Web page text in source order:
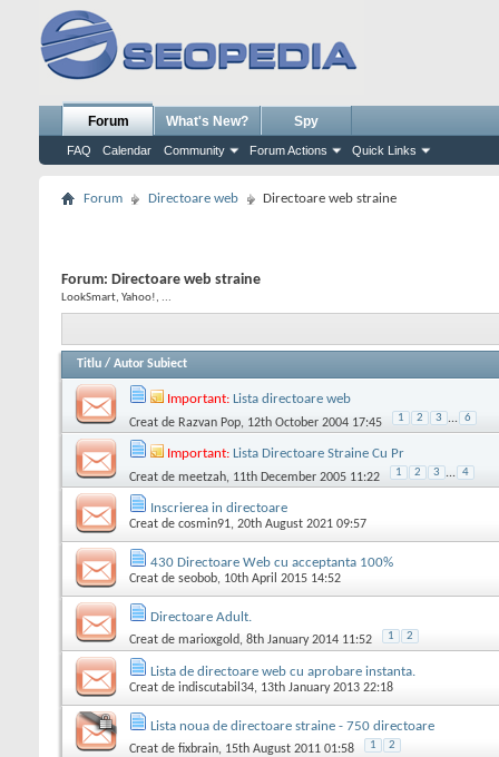
Forum
FAQ Calendar Community Forum Actions Quick Links
What's New? Spy
Forum Directoare web Directoare web straine
Forum: Directoare web straine
LookSmart, Yahoo!, ...
Titlu / Autor Subiect
Important: Lista directoare web
Creat de Razvan Pop, 12th October 2004 17:45 1 2 3 ... 6
Important: Lista Directoare Straine Cu Pr
Creat de meetzah, 11th December 2005 11:22 1 2 3 ... 4
Inscrierea in directoare
Creat de cosmin91, 20th August 2021 09:57
430 Directoare Web cu acceptanta 100%
Creat de seobob, 10th April 2015 14:52
Directoare Adult.
Creat de marioxgold, 8th January 2014 11:52 1 2
Lista de directoare web cu aprobare instanta.
Creat de indiscutabil34, 13th January 2013 22:18
Lista noua de directoare straine - 750 directoare
Creat de fixbrain, 15th August 2011 01:58 1 2